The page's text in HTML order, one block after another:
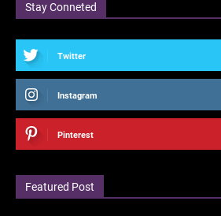
Stay Conneted
Twitter
Instagram
Pinterest
Featured Post